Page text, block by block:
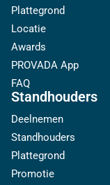
Plattegrond
Locatie
Awards
PROVADA App
FAQ
Standhouders
Deelnemen
Standhouders
Plattegrond
Promotie